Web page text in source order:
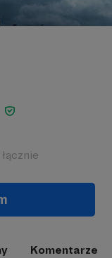
łącznie
Komentarze